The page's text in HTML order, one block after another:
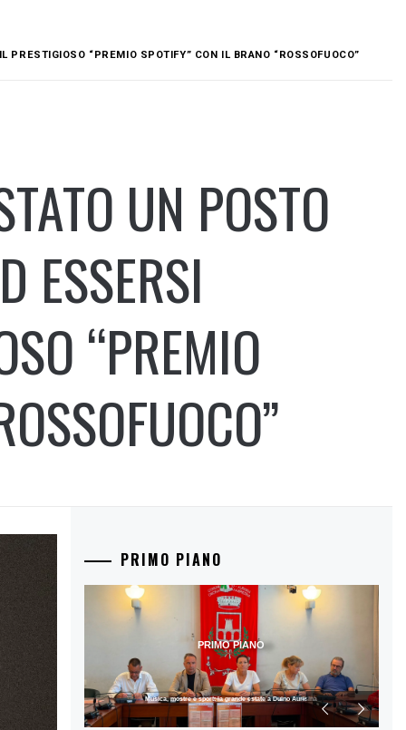
“PREMIO SPOTIFY” CON IL BRANO “ROSSOFUOCO”
UN POSTO
ESSERSI
“PREMIO
PRIMO PIANO
Musica, mostre e sport: la grande estate a Duino Aurisina
PRIMO PIANO